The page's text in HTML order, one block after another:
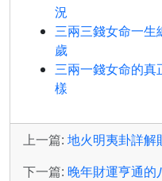
況
三兩三錢女命一生
歲
三兩一錢女命的真
樣
上一篇: 地火明夷卦詳解
下一篇: 晚年財運亨通的